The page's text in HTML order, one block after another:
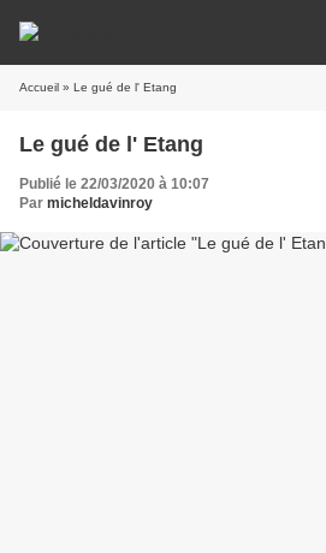
Accueil » Le gué de l' Etang
Le gué de l' Etang
Publié le 22/03/2020 à 10:07
Par micheldavinroy